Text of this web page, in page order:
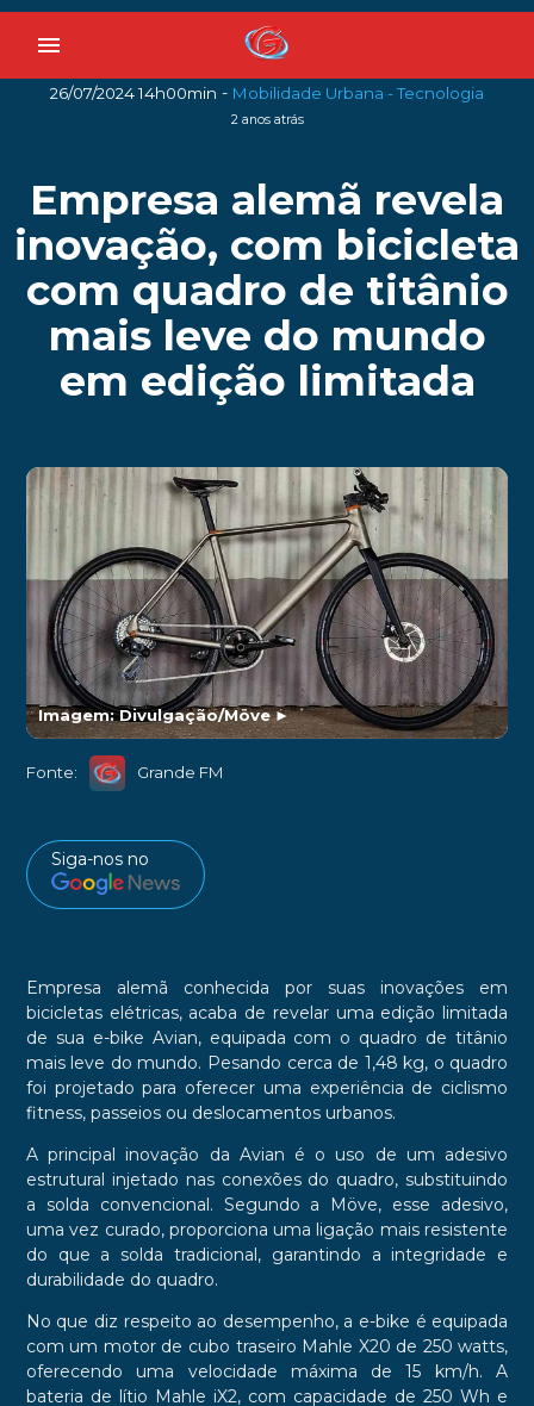
menu
26/07/2024 14h00min - Mobilidade Urbana - Tecnologia
2 anos atrás
Empresa alemã revela
inovação, com bicicleta
com quadro de titânio
mais leve do mundo
em edição limitada
Imagem: Divulgação/Möve►
Fonte: Grande FM
Siga-nos no
Empresa alemã conhecida por suas inovações em
bicicletas elétricas, acaba de revelar uma edição limitada
de sua e-bike Avian, equipada com o quadro de titânio
mais leve do mundo. Pesando cerca de 1,48 kg, o quadro
foi projetado para oferecer uma experiência de ciclismo
fitness, passeios ou deslocamentos urbanos.
A principal inovação da Avian é o uso de um adesivo
estrutural injetado nas conexões do quadro, substituindo
a solda convencional. Segundo a Möve, esse adesivo,
uma vez curado, proporciona uma ligação mais resistente
do que a solda tradicional, garantindo a integridade e
durabilidade do quadro.
No que diz respeito ao desempenho, a e-bike é equipada
com um motor de cubo traseiro Mahle X20 de 250 watts,
oferecendo uma velocidade máxima de 15 km/h. A
bateria de lítio Mahle iX2, com capacidade de 250 Wh e